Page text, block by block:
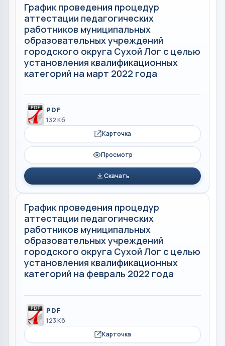
График проведения процедур
аттестации педагогических
работников муниципальных
образовательных учреждений
городского округа Сухой Лог с целью
установления квалификационных
категорий на март 2022 года
PDF
132 Кб
Карточка
Просмотр
Скачать
График проведения процедур
аттестации педагогических
работников муниципальных
образовательных учреждений
городского округа Сухой Лог с целью
установления квалификационных
категорий на февраль 2022 года
PDF
123 Кб
Карточка